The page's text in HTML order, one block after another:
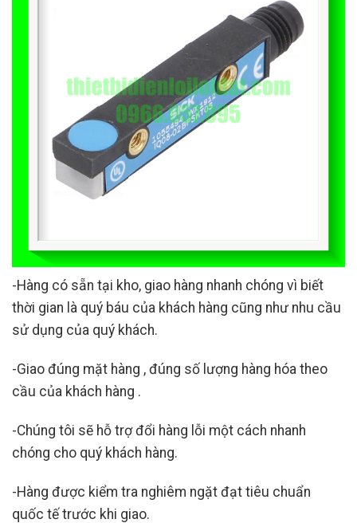
-Hàng có sẵn tại kho, giao hàng nhanh chóng vì biết
thời gian là quý báu của khách hàng cũng như nhu cầu
sử dụng của quý khách.
-Giao đúng mặt hàng , đúng số lượng hàng hóa theo
cầu của khách hàng .
-Chúng tôi sẽ hỗ trợ đổi hàng lỗi một cách nhanh
chóng cho quý khách hàng.
-Hàng được kiểm tra nghiêm ngặt đạt tiêu chuẩn
quốc tế trước khi giao.